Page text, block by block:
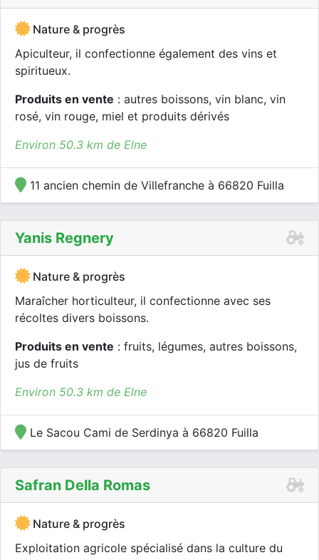
Nature & progrès
Apiculteur, il confectionne également des vins et
spiritueux.
Produits en vente : autres boissons, vin blanc, vin
rosé, vin rouge, miel et produits dérivés
Environ 50.3 km de Elne
11 ancien chemin de Villefranche à 66820 Fuilla
Yanis Regnery
Nature & progrès
Maraîcher horticulteur, il confectionne avec ses
récoltes divers boissons.
Produits en vente : fruits, légumes, autres boissons,
jus de fruits
Environ 50.3 km de Elne
Le Sacou Cami de Serdinya à 66820 Fuilla
Safran Della Romas
Nature & progrès
Exploitation agricole spécialisé dans la culture du